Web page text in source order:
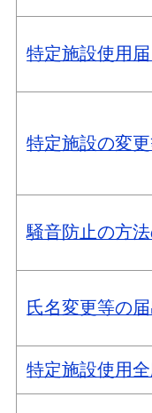
特定施設使用届
特定施設の変
騒音防止の方
氏名変更等の届
特定施設使用全